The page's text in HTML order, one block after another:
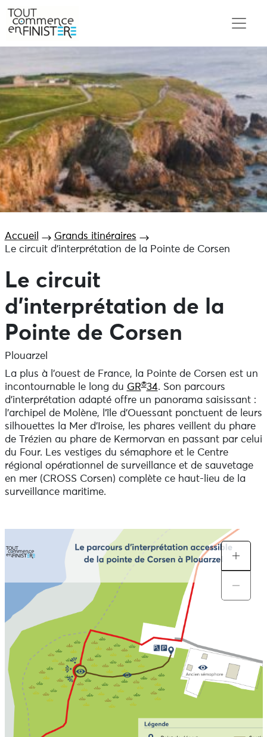
Accueil
Grands itinéraires
Le circuit d’interprétation de la Pointe de Corsen
Le circuit
d’interprétation de la
Pointe de Corsen
Plouarzel
La plus à l’ouest de France, la Pointe de Corsen est un
incontournable le long du GR®34. Son parcours
d’interprétation adapté offre un panorama saisissant :
l’archipel de Molène, l’île d’Ouessant ponctuent de leurs
silhouettes la Mer d’Iroise, les phares veillent du phare
de Trézien au phare de Kermorvan en passant par celui
du Four. Les vestiges du sémaphore et le Centre
régional opérationnel de surveillance et de sauvetage
en mer (CROSS Corsen) complète ce haut-lieu de la
surveillance maritime.